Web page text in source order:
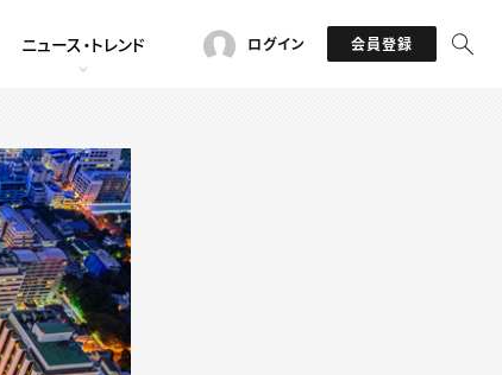
ニュース・トレンド ログイン 会員登録